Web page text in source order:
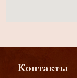
Контакты